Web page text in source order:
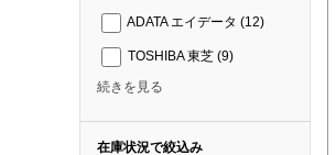
ADATA エイデータ (12)
TOSHIBA 東芝 (9)
続きを見る
在庫状況で絞込み